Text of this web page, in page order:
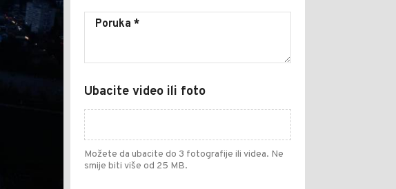
Ubacite video ili foto
Možete da ubacite do 3 fotografije ili videa. Ne
smije biti više od 25 MB.